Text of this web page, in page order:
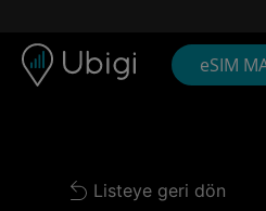
eSIM
Back to list
Listeye geri dön